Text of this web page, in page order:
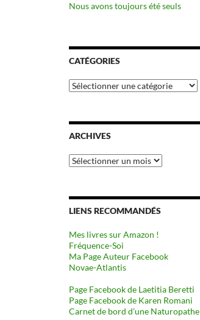
Nous avons toujours été seuls
CATÉGORIES
Catégories
ARCHIVES
Archives
LIENS RECOMMANDÉS
Mes livres sur Amazon !
Fréquence-Soi
Ma Page Auteur Facebook
Novae-Atlantis
Page Facebook de Laetitia Beretti
Page Facebook de Karen Romani
Carnet de bord d’une Naturopathe